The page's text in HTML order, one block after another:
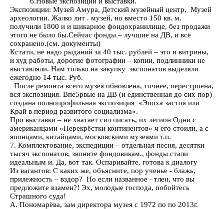
Экспозиции: Музей Амура, Детский музейный центр, Музей
археологии. Жалко лит . музей, но вместо 150 кв. м.
получили 1800 и и шикарное фондохранилище, без продажи
этого не было бы.Сейчас фонды – лучшие на ДВ, и всё
сохранено.(см. документы)
Кстати, не надо рыданий за 40 тыс. рублей – это и витрины,
и худ работы, дорогие фотографии – копии, подлинники не
выставляли. Нам только на закупку экспонатов выделяли
ежегодно 14 тыс. Руб.
После ремонта всего музея обновлена, точнее, перестроена,
вся экспозиция. Впе5рвые на ДВ (и единственная до сих пор)
создана полнопрофильная экспозиция «Эпоха застоя или
Край в период развитого социализма».
Про выставки – не хватает сил писать, их легион Одни с
американцами «Перекрёстки континентов» ч его стоили, а с
японцами, китайцами, московскими музеями т.п.
7. Комплектование, экспедиции – отдельная песня, десятки
тысяч экспонатов, звоните фондовикам., фонды стали
идеальным и. Да, вот так. Оспаривайте, готова к диалогу
Из вагантов: С каких же, объясните, пор ученье - блажь,
прилежность – вздор? Но если названное - тлен, что вы
предложите взамен?! Эх, молодые господа, побойтесь
Страшного суда!
А. Пономарёва, зам директора музея с 1972 по по 2013г.